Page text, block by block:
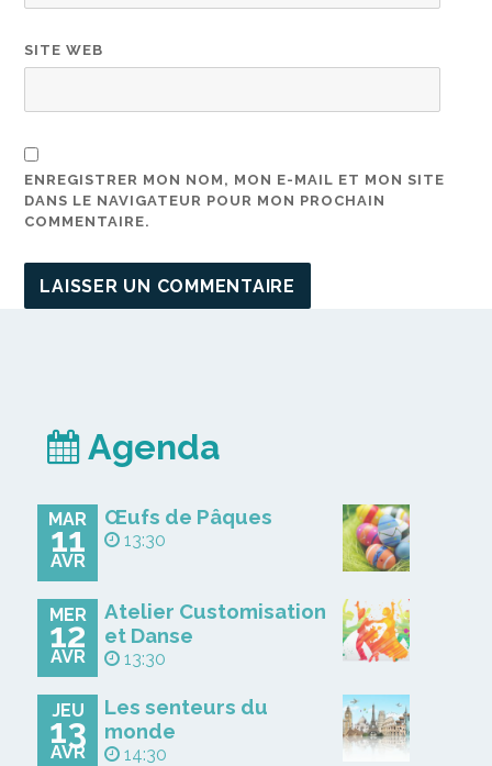
SITE WEB
ENREGISTRER MON NOM, MON E-MAIL ET MON SITE
DANS LE NAVIGATEUR POUR MON PROCHAIN
COMMENTAIRE.
Agenda
MAR
11
AVR
Œufs de Pâques
13:30
MER
12
AVR
Atelier Customisation
et Danse
13:30
JEU
13
AVR
Les senteurs du
monde
14:30